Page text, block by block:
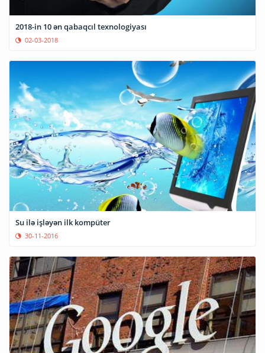
2018-in 10 ən qabaqcıl texnologiyası
02-03-2018
Su ilə işləyən ilk kompüter
30-11-2016